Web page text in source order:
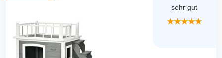
sehr gut
★★★★★